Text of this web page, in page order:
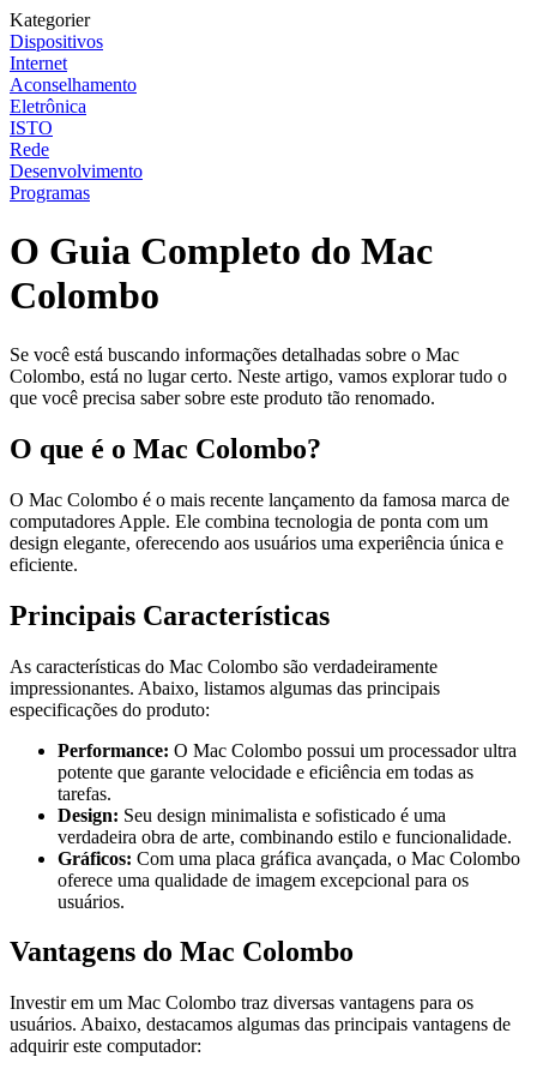
Kategorier
Dispositivos
Internet
Aconselhamento
Eletrônica
ISTO
Rede
Desenvolvimento
Programas
O Guia Completo do Mac
Colombo
Se você está buscando informações detalhadas sobre o Mac
Colombo, está no lugar certo. Neste artigo, vamos explorar tudo o
que você precisa saber sobre este produto tão renomado.
O que é o Mac Colombo?
O Mac Colombo é o mais recente lançamento da famosa marca de
computadores Apple. Ele combina tecnologia de ponta com um
design elegante, oferecendo aos usuários uma experiência única e
eficiente.
Principais Características
As características do Mac Colombo são verdadeiramente
impressionantes. Abaixo, listamos algumas das principais
especificações do produto:
Performance: O Mac Colombo possui um processador ultra
potente que garante velocidade e eficiência em todas as
tarefas.
Design: Seu design minimalista e sofisticado é uma
verdadeira obra de arte, combinando estilo e funcionalidade.
Gráficos: Com uma placa gráfica avançada, o Mac Colombo
oferece uma qualidade de imagem excepcional para os
usuários.
Vantagens do Mac Colombo
Investir em um Mac Colombo traz diversas vantagens para os
usuários. Abaixo, destacamos algumas das principais vantagens de
adquirir este computador: